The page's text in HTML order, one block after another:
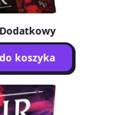
koszyka